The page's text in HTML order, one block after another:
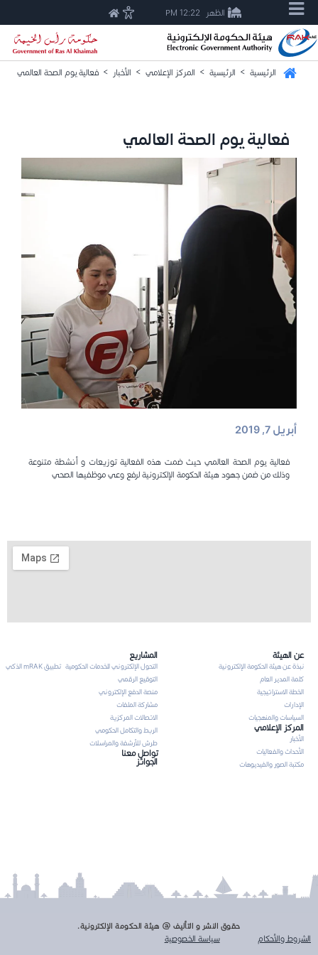
الظهر 12:22 PM
الرئيسية > الرئيسية > المركز الإعلامي > الأخبار > فعالية يوم الصحة العالمي
فعالية يوم الصحة العالمي
أبريل 7, 2019
فعالية يوم الصحة العالمي حيث ضمت هذه الفعالية توزيعات و أنشطة متنوعة
وذلك من ضمن جهود هيئة الحكومة الإلكترونية لرفع وعي موظفيها الصحي
عن الهيئة
نبذة عن هيئة الحكومة الإلكترونية
كلمة المدير العام
الخطة الاستراتيجية
الإدارات
السياسات والمنهجيات
المركز الإعلامي
الأخبار
الأحداث والفعاليات
مكتبة الصور والفيديوهات
المشاريع
التحول الإلكتروني للخدمات الحكومية تطبيق mRAK الذكي
التوقيع الرقمي
منصة الدفع الإلكتروني
مشاركة الملفات
الاتصالات المركزية
الربط والتكامل الحكومي
طرش للأرشفة والمراسلات
تواصل معنا
الجوائز
حقوق النشر و التأليف @ هيئة الحكومة الإلكترونية.
الشروط والأحكام سياسة الخصوصية